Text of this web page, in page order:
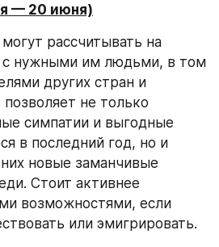
— 20 июня)
рассчитывать на
с нужными им людьми, в том
других стран и
не только
симпатии и выгодные
в последний год, но и
новые заманчивые
Стоит активнее
возможностями, если
или эмигрировать.